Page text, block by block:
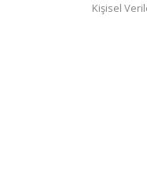
Kişisel